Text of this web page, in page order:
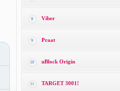
8 Viber
9 Praat
10 uBlock Origin
11 TARGET 3001!